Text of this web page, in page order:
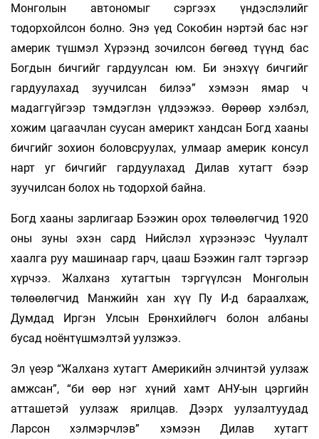
Монголын автономыг сэргээх үндэслэлийг
тодорхойлсон болно. Энэ үед Сокобин нэртэй бас нэг
америк түшмэл Хүрээнд зочилсон бөгөөд түүнд бас
Богдын бичгийг гардуулсан юм. Би энэхүү бичгийг
гардуулахад зуучилсан билээ” хэмээн ямар ч
мадаггүйгээр тэмдэглэн үлдээжээ. Өөрөөр хэлбэл,
хожим цагаачлан суусан америкт хандсан Богд хааны
бичгийг зохион боловсруулах, улмаар америк консул
нарт уг бичгийг гардуулахад Дилав хутагт бээр
зуучилсан болох нь тодорхой байна.
Богд хааны зарлигаар Бээжин орох төлөөлөгчид 1920
оны зуны эхэн сард Нийслэл хүрээнээс Чуулалт
хаалга руу машинаар гарч, цааш Бээжин галт тэргээр
хүрчээ. Жалханз хутагтын тэргүүлсэн Монголын
төлөөлөгчид Манжийн хан хүү Пу И-д бараалхаж,
Думдад Иргэн Улсын Ерөнхийлөгч болон албаны
бусад ноёнтүшмэлтэй уулзжээ.
Эл үеэр “Жалханз хутагт Америкийн элчинтэй уулзаж
амжсан”, “би өөр нэг хүний хамт АНУ-ын цэргийн
атташетэй уулзаж ярилцав. Дээрх уулзалтуудад
Ларсон хэлмэрчлэв” хэмээн Дилав хутагт